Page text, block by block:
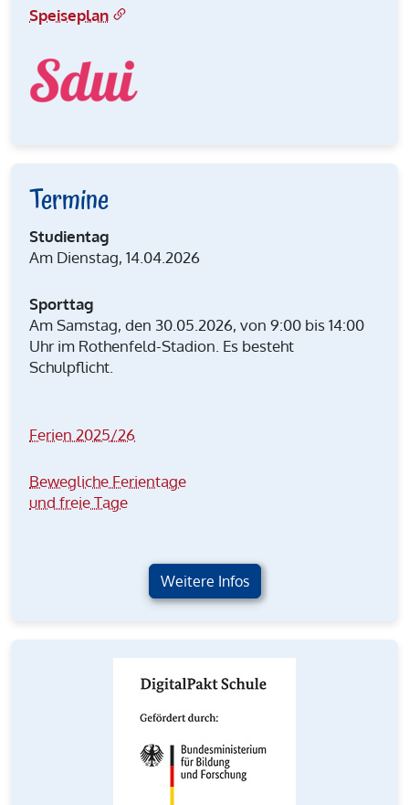
Speiseplan
Termine
Studientag
Am Dienstag, 14.04.2026
Sporttag
Am Samstag, den 30.05.2026, von 9:00 bis 14:00
Uhr im Rothenfeld-Stadion. Es besteht
Schulpflicht.
Ferien 2025/26
Bewegliche Ferientage
und freie Tage
Weitere Infos